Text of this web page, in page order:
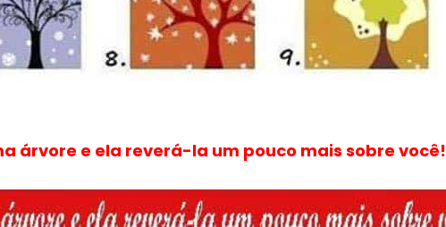
árvore e ela reverá-la um pouco mais sobre você!